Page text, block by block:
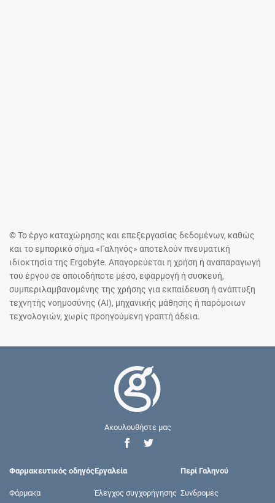
© Το έργο καταχώρησης και επεξεργασίας δεδομένων, καθώς
και το εμπορικό σήμα «Γαληνός» αποτελούν πνευματική
ιδιοκτησία της Ergobyte. Απαγορεύεται η χρήση ή αναπαραγωγή
του έργου σε οποιοδήποτε μέσο, εφαρμογή ή συσκευή,
συμπεριλαμβανομένης της χρήσης για εκπαίδευση ή ανάπτυξη
τεχνητής νοημοσύνης (AI), μηχανικής μάθησης ή παρόμοιων
τεχνολογιών, χωρίς προηγούμενη γραπτή άδεια.
Ακουλουθήστε μας
Φαρμακευτικός οδηγός
Φάρμακα
Εργαλεία
Έλεγχος συγχορήγησης
Περί Γαληνού
Συνδρομές